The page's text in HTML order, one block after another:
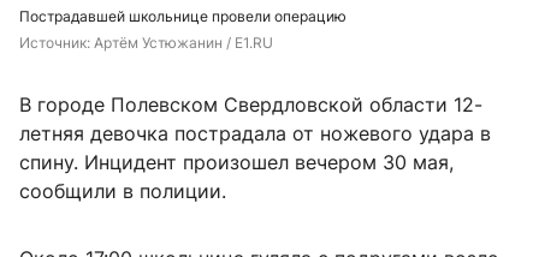
Пострадавшей школьнице провели операцию
Источник: Артём Устюжанин / E1.RU
В городе Полевском Свердловской области 12-
летняя девочка пострадала от ножевого удара в
спину. Инцидент произошел вечером 30 мая,
сообщили в полиции.